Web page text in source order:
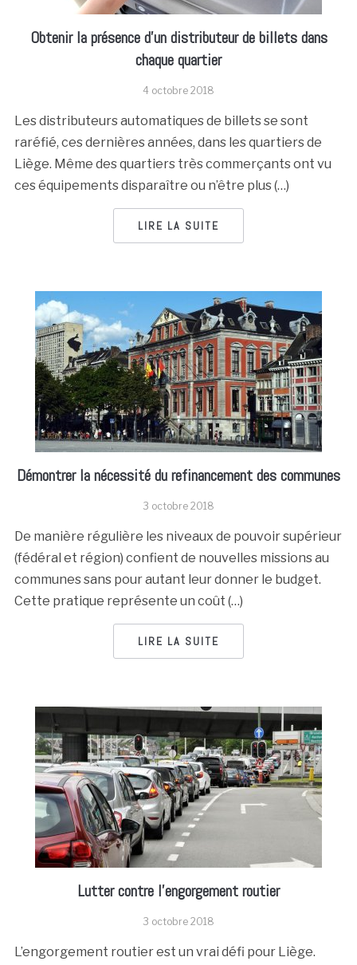
Obtenir la présence d’un distributeur de billets dans
chaque quartier
4 octobre 2018
Les distributeurs automatiques de billets se sont
raréfié, ces dernières années, dans les quartiers de
Liège. Même des quartiers très commerçants ont vu
ces équipements disparaître ou n’être plus (…)
LIRE LA SUITE
Démontrer la nécessité du refinancement des communes
3 octobre 2018
De manière régulière les niveaux de pouvoir supérieur
(fédéral et région) confient de nouvelles missions au
communes sans pour autant leur donner le budget.
Cette pratique représente un coût (…)
LIRE LA SUITE
Lutter contre l’engorgement routier
3 octobre 2018
L’engorgement routier est un vrai défi pour Liège.